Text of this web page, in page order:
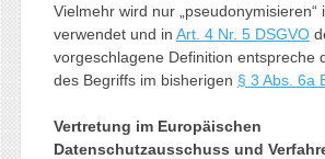
Vielmehr wird nur „pseudonymisieren“
verwendet und in Art. 4 Nr. 5 DSGVO
vorgeschlagene Definition entspreche
des Begriffs im bisherigen § 3 Abs. 6a
Vertretung im Europäischen
Datenschutzausschuss und